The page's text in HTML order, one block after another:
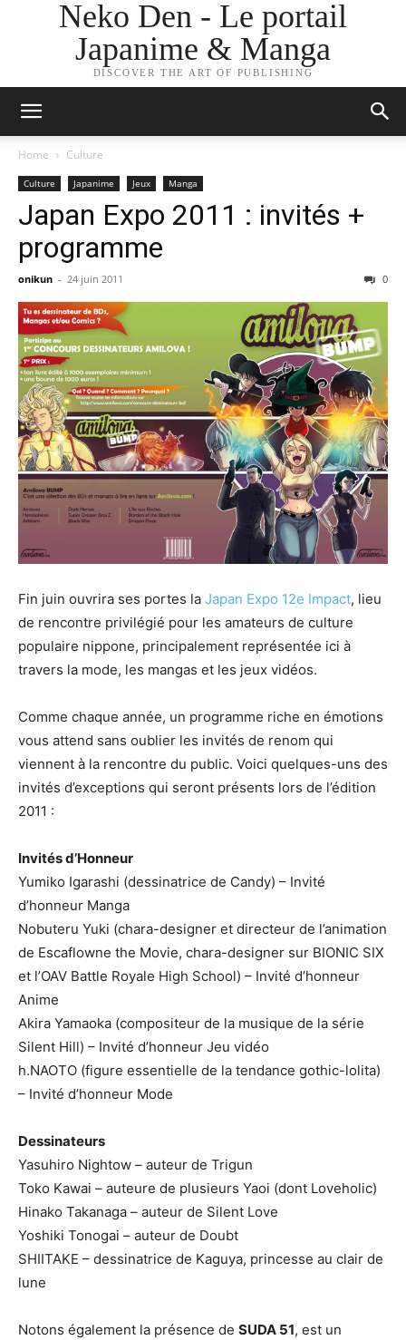
Neko Den - Le portail
Japanime & Manga
DISCOVER THE ART OF PUBLISHING
Home Culture
Culture Japanime Jeux Manga
Japan Expo 2011 : invités +
programme
onikun - 24 juin 2011 0
Fin juin ouvrira ses portes la Japan Expo 12e Impact, lieu
de rencontre privilégié pour les amateurs de culture
populaire nippone, principalement représentée ici à
travers la mode, les mangas et les jeux vidéos.
Comme chaque année, un programme riche en émotions
vous attend sans oublier les invités de renom qui
viennent à la rencontre du public. Voici quelques-uns des
invités d’exceptions qui seront présents lors de l’édition
2011 :
Invités d’Honneur
Yumiko Igarashi (dessinatrice de Candy) – Invité
d’honneur Manga
Nobuteru Yuki (chara-designer et directeur de l’animation
de Escaflowne the Movie, chara-designer sur BIONIC SIX
et l’OAV Battle Royale High School) – Invité d’honneur
Anime
Akira Yamaoka (compositeur de la musique de la série
Silent Hill) – Invité d’honneur Jeu vidéo
h.NAOTO (figure essentielle de la tendance gothic-lolita)
– Invité d’honneur Mode
Dessinateurs
Yasuhiro Nightow – auteur de Trigun
Toko Kawai – auteure de plusieurs Yaoi (dont Loveholic)
Hinako Takanaga – auteur de Silent Love
Yoshiki Tonogai – auteur de Doubt
SHIITAKE – dessinatrice de Kaguya, princesse au clair de
lune
Notons également la présence de SUDA 51, est un